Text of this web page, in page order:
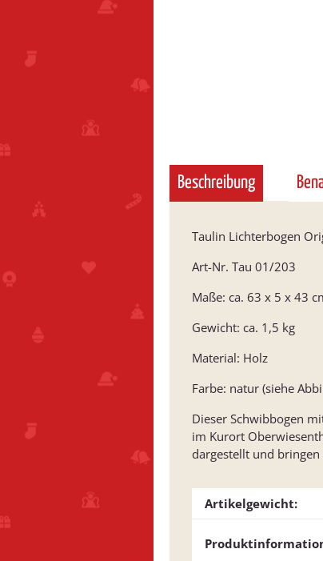
Beschreibung
Taulin Lichterbogen
Art-Nr. Tau 01/203
Maße: ca. 63 x 5 x 43
Gewicht: ca. 1,5 kg
Material: Holz
Farbe: natur (siehe
Dieser Schwibbogen
im Kurort
dargestellt und
Artikelgewicht: